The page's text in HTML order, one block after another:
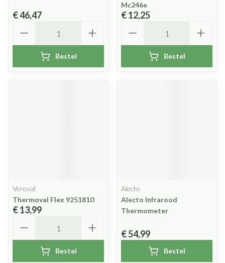
€ 46,47
Bestel
Mc246e
€ 12,25
Bestel
Veroval
Thermoval Flex 9251810
€ 13,99
Bestel
Alecto
Alecto Infrarood
Thermometer
€ 54,99
Bestel